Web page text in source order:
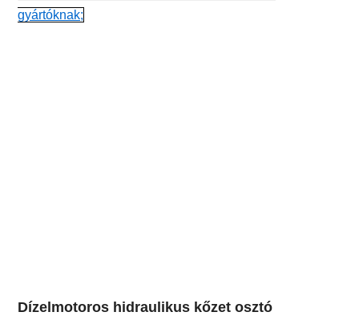
gyártóknak;
Dízelmotoros hidraulikus kőzet osztó